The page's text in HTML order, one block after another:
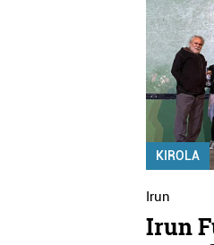
KIROLA
Irun
Irun